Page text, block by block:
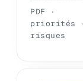
PDF ·
priorités ·
risques